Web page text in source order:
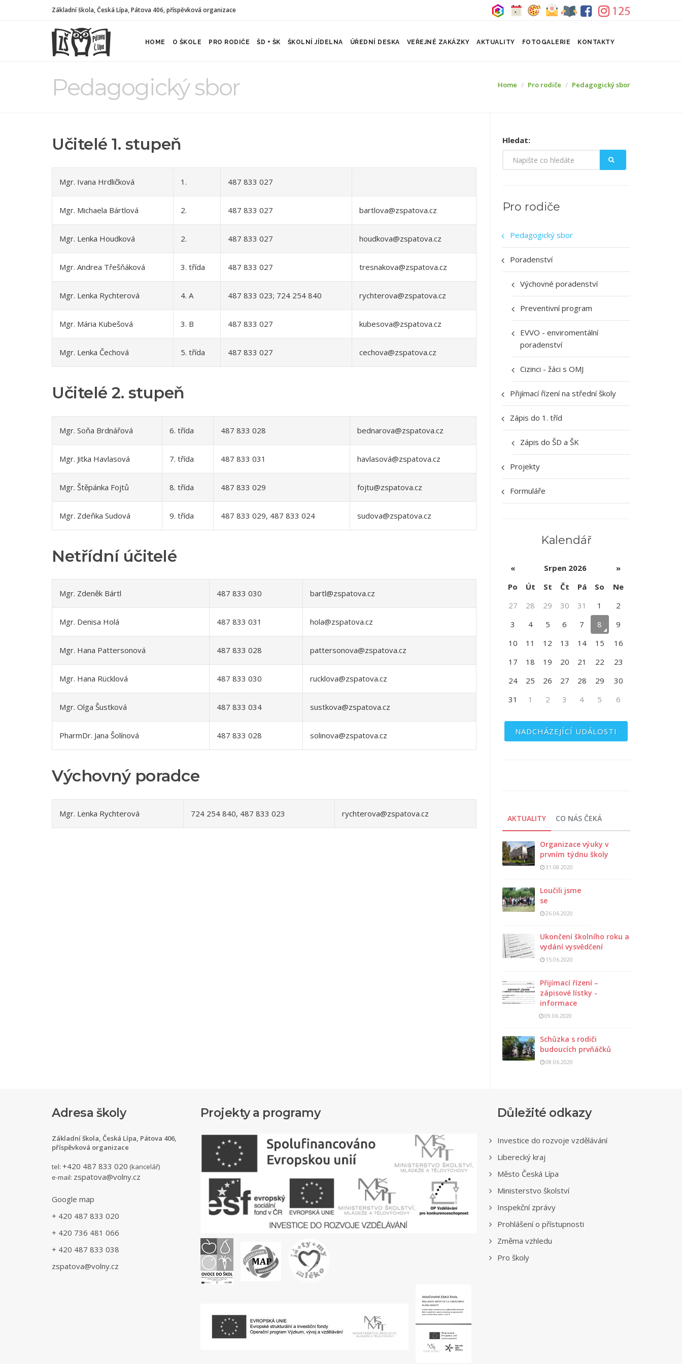
Základní škola, Česká Lípa, Pátova 406, příspěvková organizace
HOME O ŠKOLE PRO RODIČE ŠD + ŠK ŠKOLNÍ JÍDELNA ÚŘEDNÍ DESKA VEŘEJNÉ ZAKÁZKY AKTUALITY FOTOGALERIE KONTAKTY
Pedagogický sbor Home Pro rodiče Pedagogický sbor
Učitelé 1. stupeň
Mgr. Ivana Hrdličková 1. 487 833 027
Mgr. Michaela Bártlová 2. 487 833 027 bartlova@zspatova.cz
Mgr. Lenka Houdková 2. 487 833 027 houdkova@zspatova.cz
Mgr. Andrea Třešňáková 3. třída 487 833 027 tresnakova@zspatova.cz
Mgr. Lenka Rychterová 4. A 487 833 023; 724 254 840 rychterova@zspatova.cz
Mgr. Mária Kubešová 3. B 487 833 027 kubesova@zspatova.cz
Mgr. Lenka Čechová 5. třída 487 833 027 cechova@zspatova.cz
Učitelé 2. stupeň
Mgr. Soňa Brdnářová 6. třída 487 833 028 bednarova@zspatova.cz
Mgr. Jitka Havlasová 7. třída 487 833 031 havlasová@zspatova.cz
Mgr. Štěpánka Fojtů 8. třída 487 833 029 fojtu@zspatova.cz
Mgr. Zdeňka Sudová 9. třída 487 833 029, 487 833 024 sudova@zspatova.cz
Netřídní účitelé
Mgr. Zdeněk Bártl 487 833 030 bartl@zspatova.cz
Mgr. Denisa Holá 487 833 031 hola@zspatova.cz
Mgr. Hana Pattersonová 487 833 028 pattersonova@zspatova.cz
Mgr. Hana Rücklová 487 833 030 rucklova@zspatova.cz
Mgr. Olga Šustková 487 833 034 sustkova@zspatova.cz
PharmDr. Jana Šolínová 487 833 028 solinova@zspatova.cz
Výchovný poradce
Mgr. Lenka Rychterová 724 254 840, 487 833 023 rychterova@zspatova.cz
Hledat:
Pro rodiče
Pedagogický sbor
Poradenství
Výchovné poradenství
Preventivní program
EVVO - enviromentální
poradenství
Cizinci - žáci s OMJ
Přijímací řízení na střední školy
Zápis do 1. tříd
Zápis do ŠD a ŠK
Projekty
Formuláře
Kalendář
« Srpen 2026
»
Po
Út St Čt Pá So
Ne
27
28 29 30 31 1
2
3
4 5 6 7 8
9
10
11 12 13 14 15
16
17
18 19 20 21 22
23
24
25 26 27 28 29
30
31
1 2 3 4 5 6
NADCHÁZEJÍCÍ UDÁLOSTI
AKTUALITY CO NÁS ČEKÁ
Organizace výuky v
prvním týdnu školy
31.08.2020
Loučili jsme
se
26.06.2020
Ukončení školního roku a
vydání vysvědčení
15.06.2020
Přijímací řízení –
zápisové lístky -
informace
09.06.2020
Schůzka s rodiči
budoucích prvňáčků
08.06.2020
Adresa školy
Základní škola, Česká Lípa, Pátova 406,
příspěvková organizace
tel: +420 487 833 020 (kancelář)
e-mail: zspatova@volny.cz
Google map
+ 420 487 833 020
+ 420 736 481 066
+ 420 487 833 038
zspatova@volny.cz
Projekty a programy Důležité odkazy
Investice do rozvoje vzdělávání
Liberecký kraj
Město Česká Lípa
Ministerstvo školství
Inspekční zprávy
Prohlášení o přístupnosti
Změma vzhledu
Pro školy